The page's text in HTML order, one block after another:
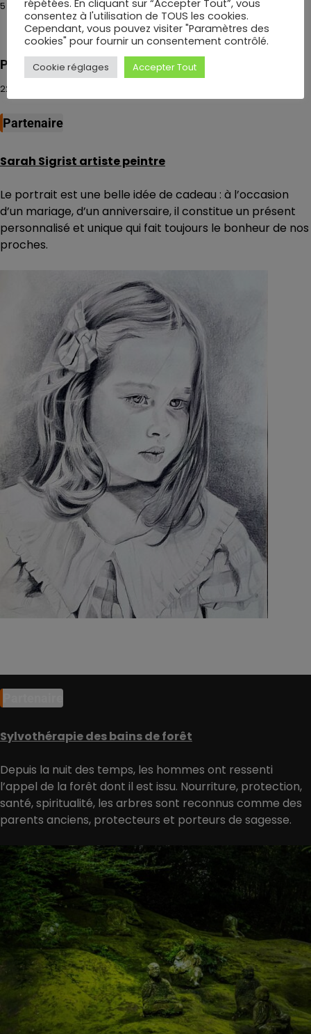
5 septembre 2016
Poèsie persane
22 février 2017
Partenaire
Sarah Sigrist artiste peintre
Le portrait est une belle idée de cadeau : à l’occasion
d’un mariage, d’un anniversaire, il constitue un présent
personnalisé et unique qui fait toujours le bonheur de nos
proches.
Sylvothérapie des bains de forêt
Depuis la nuit des temps, les hommes ont ressenti
l’appel de la forêt dont il est issu. Nourriture, protection,
santé, spiritualité, les arbres sont reconnus comme des
parents anciens, protecteurs et porteurs de sagesse.
répétées. En cliquant sur “Accepter Tout”, vous
consentez à l'utilisation de TOUS les cookies.
Cependant, vous pouvez visiter "Paramètres des
cookies" pour fournir un consentement contrôlé.
Cookie réglages Accepter Tout